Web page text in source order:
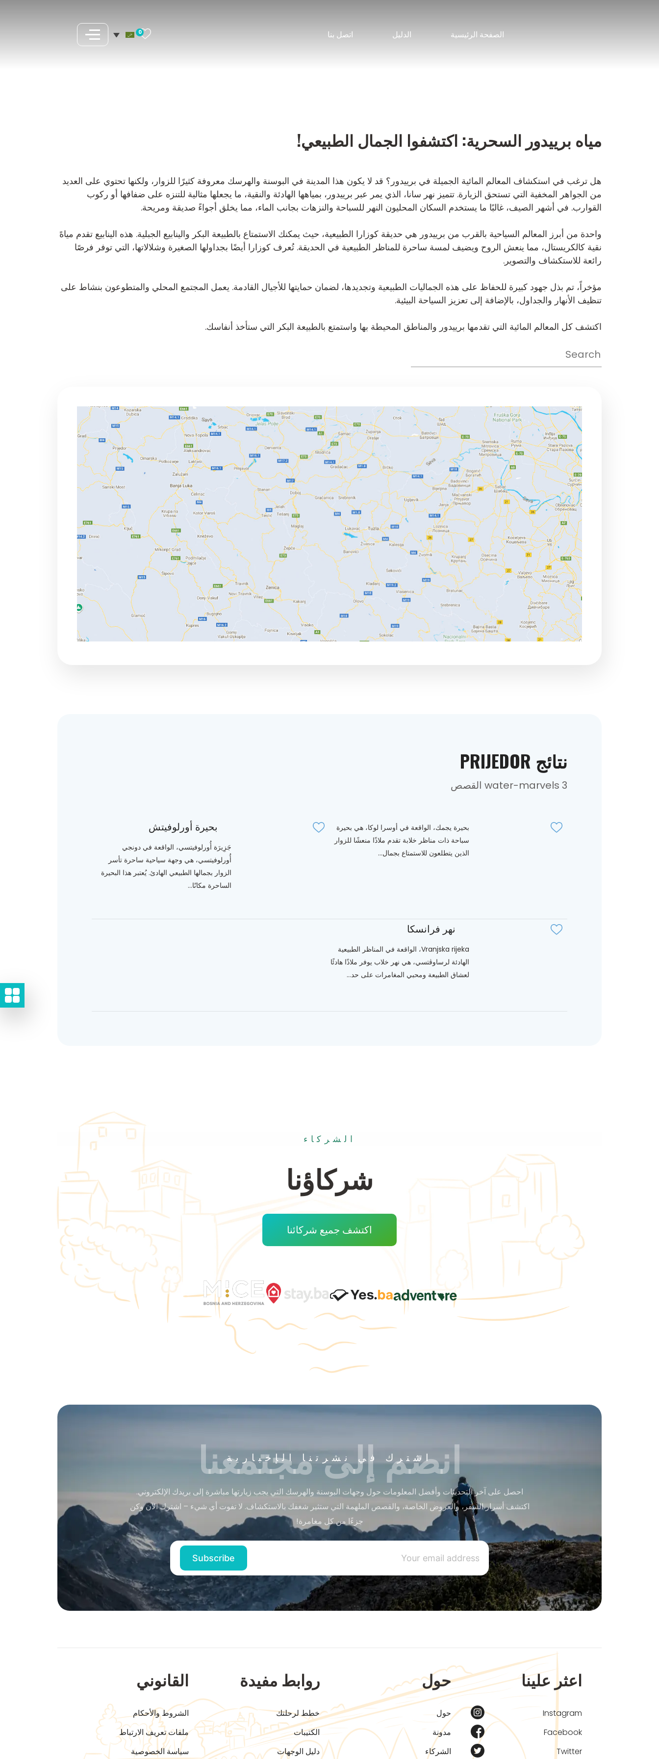
الصفحة الرئيسية الدليل اتصل بنا 0
مياه برييدور السحرية: اكتشفوا الجمال الطبيعي!
هل ترغب في استكشاف المعالم المائية الجميلة في برييدور؟ قد لا يكون هذا المدينة في البوسنة والهرسك معروفة كثيرًا للزوار، ولكنها تحتوي على العديد
من الجواهر المخفية التي تستحق الزيارة. تتميز نهر سانا، الذي يمر عبر برييدور، بمياهها الهادئة والنقية، ما يجعلها مثالية للتنزه على ضفافها أو ركوب
القوارب. في أشهر الصيف، غالبًا ما يستخدم السكان المحليون النهر للسباحة والنزهات بجانب الماء، مما يخلق أجواءً صديقة ومريحة.
واحدة من أبرز المعالم السياحية بالقرب من برييدور هي حديقة كوزارا الطبيعية، حيث يمكنك الاستمتاع بالطبيعة البكر والينابيع الجبلية. هذه الينابيع تقدم مياهً
نقية كالكريستال، مما ينعش الروح ويضيف لمسة ساحرة للمناظر الطبيعية في الحديقة. تُعرف كوزارا أيضًا بجداولها الصغيرة وشلالاتها، التي توفر فرصًا
رائعة للاستكشاف والتصوير.
مؤخراً، تم بذل جهود كبيرة للحفاظ على هذه الجماليات الطبيعية وتجديدها، لضمان حمايتها للأجيال القادمة. يعمل المجتمع المحلي والمتطوعون بنشاط على
تنظيف الأنهار والجداول، بالإضافة إلى تعزيز السياحة البيئية.
اكتشف كل المعالم المائية التي تقدمها برييدور والمناطق المحيطة بها واستمتع بالطبيعة البكر التي ستأخذ أنفاسك.
نتائج PRIJEDOR
3 water-marvels القصص
بحيرة يجمك، الواقعة في أوسرا لوكا، هي بحيرة
سباحة ذات مناظر خلابة تقدم ملاذًا منعشًا للزوار
الذين يتطلعون للاستمتاع بجمال...
بحيرة أورلوفيتش
جَزِيرَة أُورلوفيتسي، الواقعة في دونجي
أُورلوفيتسي، هي وجهة سياحية ساحرة تأسر
الزوار بجمالها الطبيعي الهادئ. يُعتبر هذا البحيرة
الساحرة مكانًا...
نهر فرانسكا
Vranjska rijeka، الواقعة في المناظر الطبيعية
الهادئة لرساوڤتسي، هي نهر خلاب يوفر ملاذًا هادئًا
لعشاق الطبيعة ومحبي المغامرات على حد...
الشركاء
شركاؤنا
اكتشف جميع شركائنا
اشترك في نشرتنا الإخبارية
انضم إلى مجتمعنا
احصل على آخر التحديثات وأفضل المعلومات حول وجهات البوسنة والهرسك التي يجب زيارتها مباشرة إلى بريدك الإلكتروني.
اكتشف أسرار السفر، والعروض الخاصة، والقصص الملهمة التي ستثير شغفك بالاستكشاف. لا تفوت أي شيء – اشترك الآن وكن
جزءًا من كل مغامرة!
اعثر علينا
Instagram
Facebook
Twitter
حول
حول
مدونة
الشركاء
روابط مفيدة
خطط لرحلتك
الكتيبات
دليل الوجهات
القانوني
الشروط والأحكام
ملفات تعريف الارتباط
سياسة الخصوصية